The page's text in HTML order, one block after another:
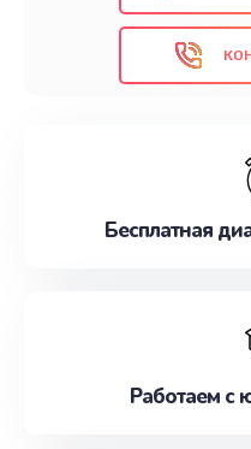
Бесплатная
Работаем с